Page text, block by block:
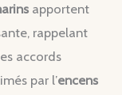
apportent
rappelant
accords
par l’encens